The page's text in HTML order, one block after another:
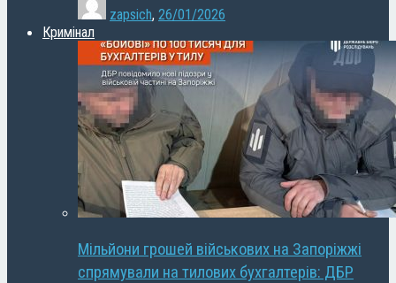
zapsich, 26/01/2026
Кримінал
Мільйони грошей військових на Запоріжжі
спрямували на тилових бухгалтерів: ДБР